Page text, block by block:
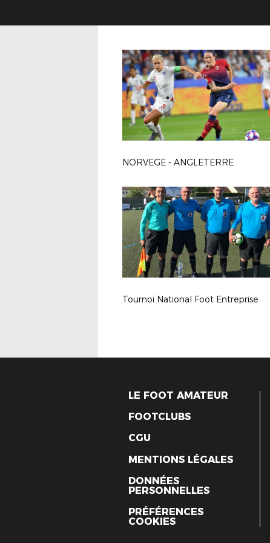
NORVEGE - ANGLETERRE
Tournoi National Foot Entreprise
LE FOOT AMATEUR
FOOTCLUBS
CGU
MENTIONS LÉGALES
DONNÉES
PERSONNELLES
PRÉFÉRENCES
COOKIES